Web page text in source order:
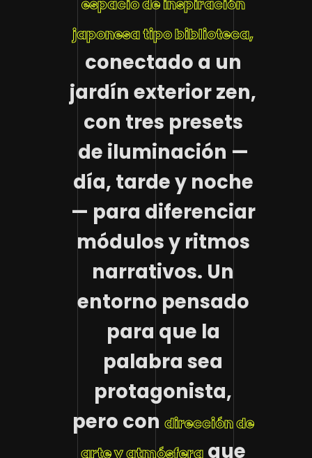
espacio de inspiración
japonesa tipo biblioteca,
conectado a un
jardín exterior zen,
con tres presets
de iluminación —
día, tarde y noche
— para diferenciar
módulos y ritmos
narrativos. Un
entorno pensado
para que la
palabra sea
protagonista,
pero con dirección de
arte y atmósferaque